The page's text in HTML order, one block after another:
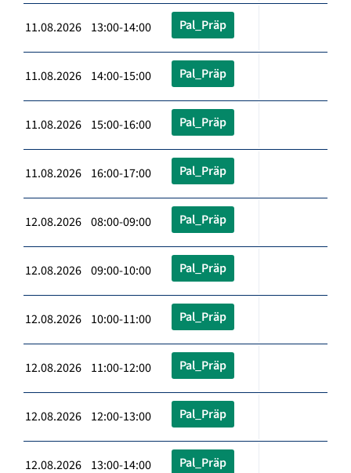
11.08.2026 13:00-14:00 Pal_Präp
11.08.2026 14:00-15:00 Pal_Präp
11.08.2026 15:00-16:00 Pal_Präp
11.08.2026 16:00-17:00 Pal_Präp
12.08.2026 08:00-09:00 Pal_Präp
12.08.2026 09:00-10:00 Pal_Präp
12.08.2026 10:00-11:00 Pal_Präp
12.08.2026 11:00-12:00 Pal_Präp
12.08.2026 12:00-13:00 Pal_Präp
12.08.2026 13:00-14:00 Pal_Präp